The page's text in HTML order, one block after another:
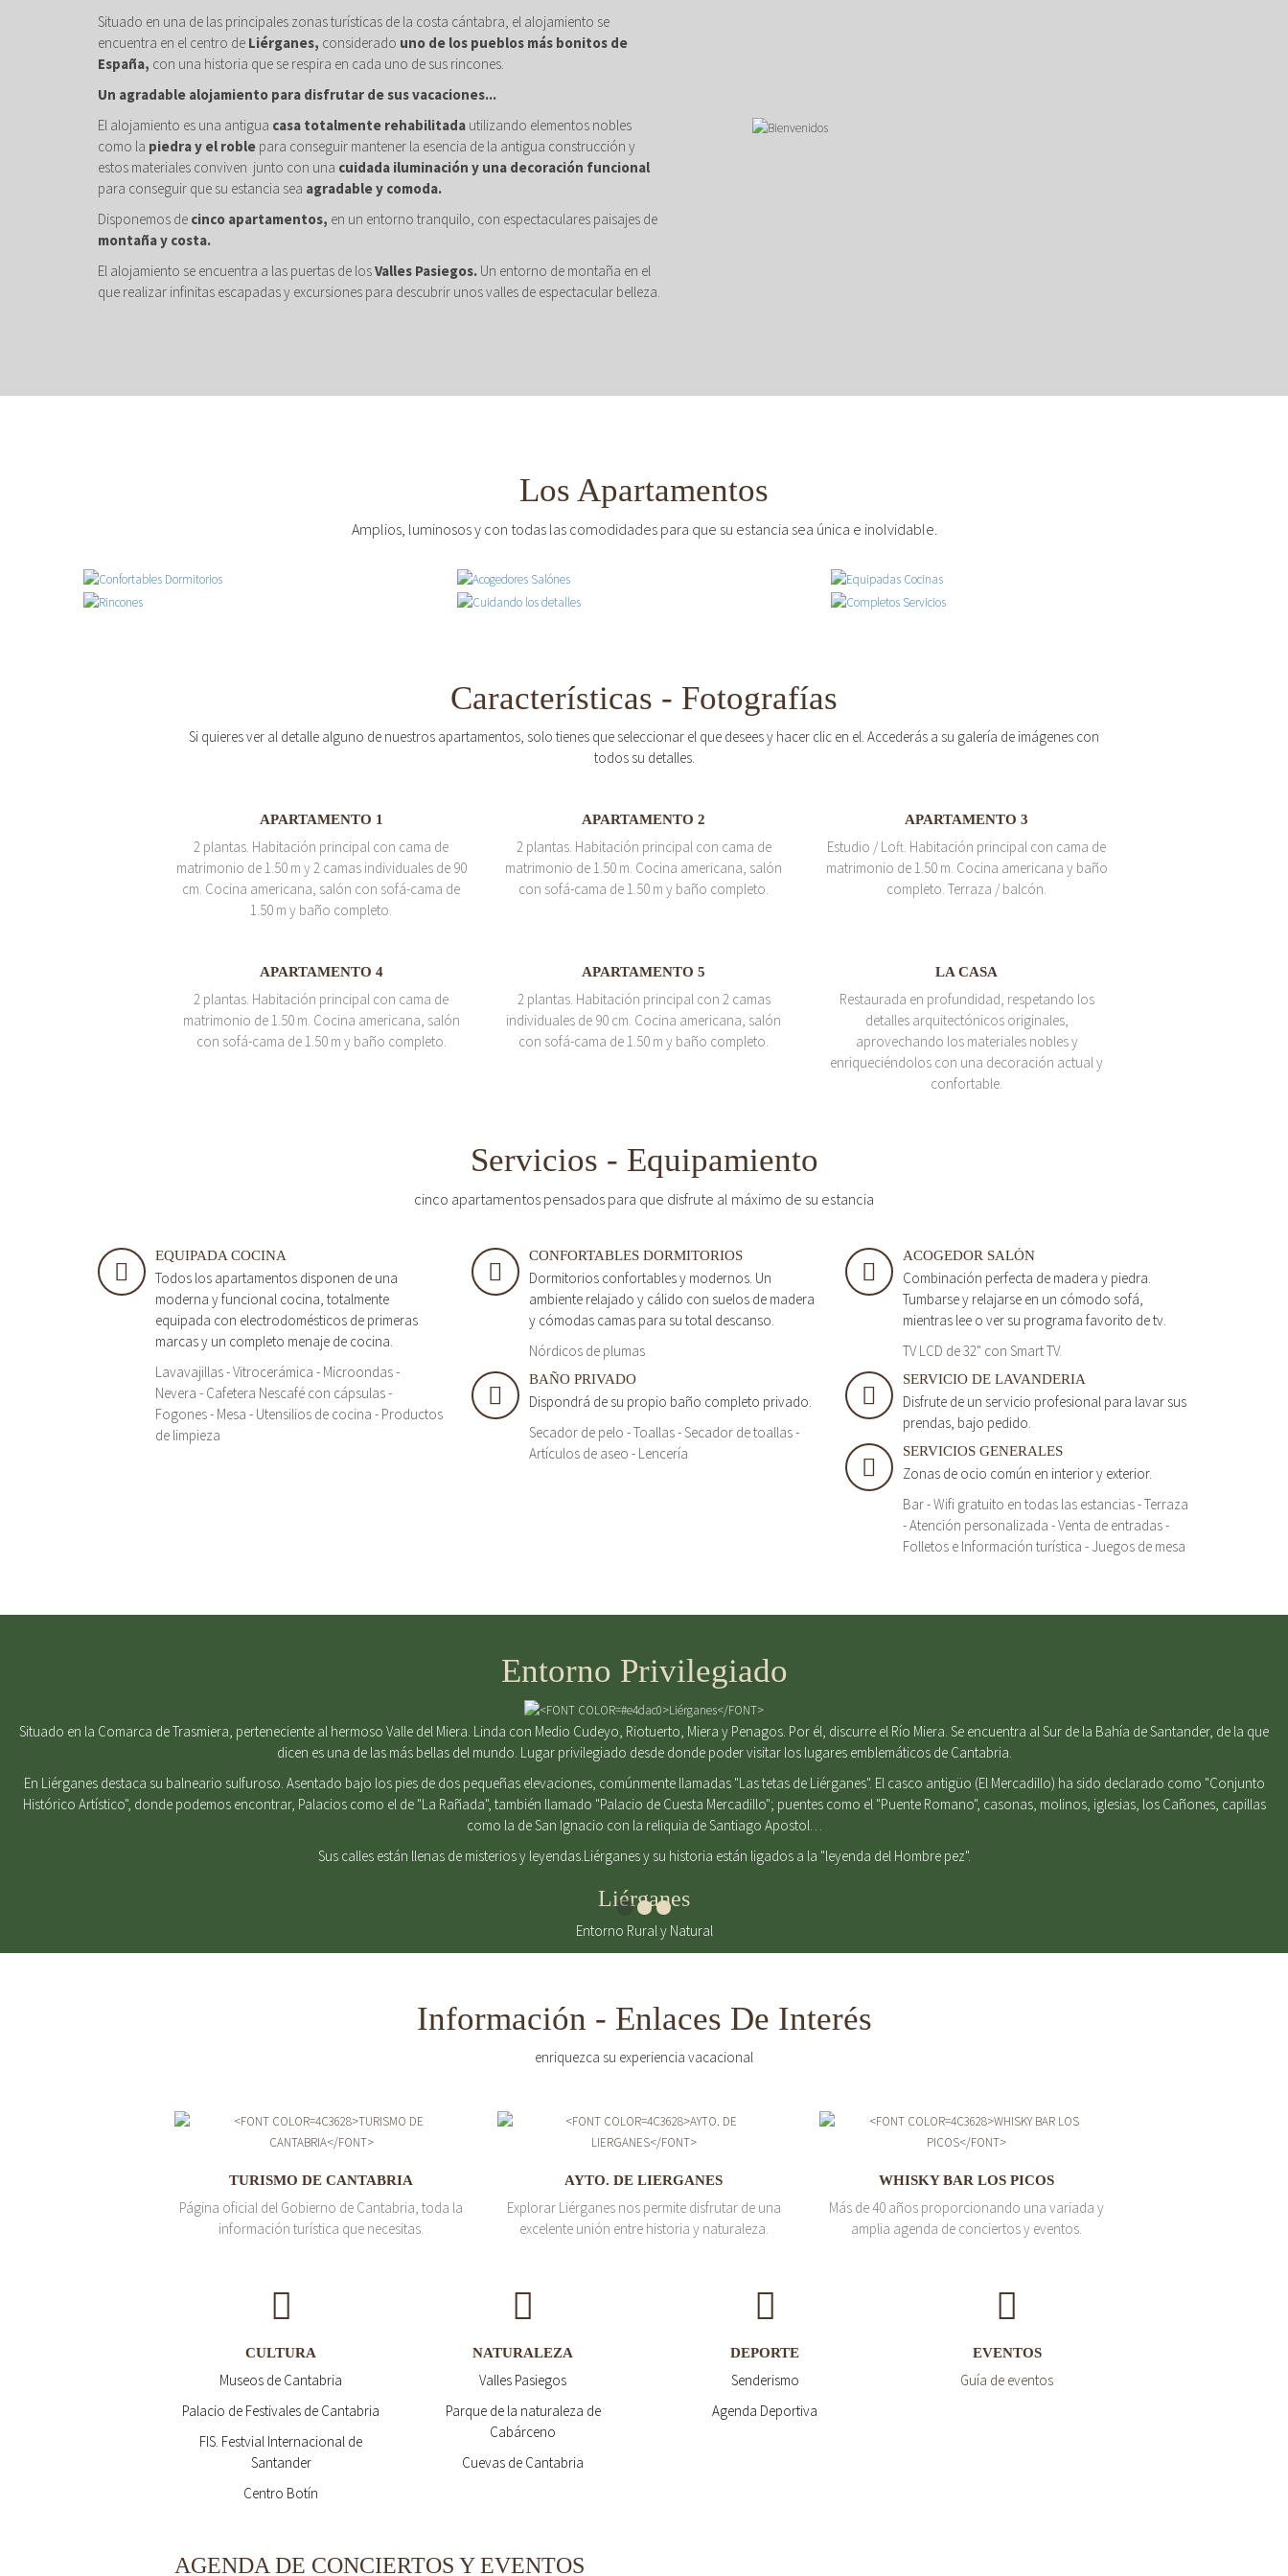
Situado en una de las principales zonas turísticas de la costa cántabra, el alojamiento se
encuentra en el centro de Liérganes, considerado uno de los pueblos más bonitos de
España, con una historia que se respira en cada uno de sus rincones.
Un agradable alojamiento para disfrutar de sus vacaciones...
El alojamiento es una antigua casa totalmente rehabilitada utilizando elementos nobles
como la piedra y el roble para conseguir mantener la esencia de la antigua construcción y
estos materiales conviven junto con una cuidada iluminación y una decoración funcional
para conseguir que su estancia sea agradable y comoda.
Disponemos de cinco apartamentos, en un entorno tranquilo, con espectaculares paisajes de
montaña y costa.
El alojamiento se encuentra a las puertas de losValles Pasiegos. Un entorno de montaña en el
que realizar infinitas escapadas y excursiones para descubrir unos valles de espectacular belleza.
Los Apartamentos
Amplios, luminosos y con todas las comodidades para que su estancia sea única e inolvidable.
Características - Fotografías
Si quieres ver al detalle alguno de nuestros apartamentos, solo tienes que seleccionar el que desees y hacer clic en el. Accederás a su galería de imágenes con
todos su detalles.
APARTAMENTO 1
2 plantas. Habitación principal con cama de
matrimonio de 1.50 m y 2 camas individuales de 90
cm. Cocina americana, salón con sofá-cama de
1.50 m y baño completo.
APARTAMENTO 2
2 plantas. Habitación principal con cama de
matrimonio de 1.50 m. Cocina americana, salón
con sofá-cama de 1.50 m y baño completo.
APARTAMENTO 3
Estudio / Loft. Habitación principal con cama de
matrimonio de 1.50 m. Cocina americana y baño
completo. Terraza / balcón.
APARTAMENTO 4
2 plantas. Habitación principal con cama de
matrimonio de 1.50 m. Cocina americana, salón
con sofá-cama de 1.50 m y baño completo.
APARTAMENTO 5
2 plantas. Habitación principal con 2 camas
individuales de 90 cm. Cocina americana, salón
con sofá-cama de 1.50 m y baño completo.
LA CASA
Restaurada en profundidad, respetando los
detalles arquitectónicos originales,
aprovechando los materiales nobles y
enriqueciéndolos con una decoración actual y
confortable.
Servicios - Equipamiento
cinco apartamentos pensados para que disfrute al máximo de su estancia
EQUIPADA COCINA
Todos los apartamentos disponen de una
moderna y funcional cocina, totalmente
equipada con electrodomésticos de primeras
marcas y un completo menaje de cocina.
Lavavajillas - Vitrocerámica - Microondas -
Nevera - Cafetera Nescafé con cápsulas -
Fogones - Mesa - Utensilios de cocina - Productos
de limpieza
CONFORTABLES DORMITORIOS
Dormitorios confortables y modernos. Un
ambiente relajado y cálido con suelos de madera
y cómodas camas para su total descanso.
Nórdicos de plumas
ACOGEDOR SALÓN
Combinación perfecta de madera y piedra.
Tumbarse y relajarse en un cómodo sofá,
mientras lee o ver su programa favorito de tv.
TV LCD de 32" con Smart TV.
BAÑO PRIVADO
Dispondrá de su propio baño completo privado.
Secador de pelo - Toallas - Secador de toallas -
Artículos de aseo - Lencería
SERVICIO DE LAVANDERIA
Disfrute de un servicio profesional para lavar sus
prendas, bajo pedido.
SERVICIOS GENERALES
Zonas de ocio común en interior y exterior.
Bar - Wifi gratuito en todas las estancias - Terraza
- Atención personalizada - Venta de entradas -
Folletos e Información turística - Juegos de mesa
Entorno Privilegiado
Situado en la Comarca de Trasmiera, perteneciente al hermoso Valle del Miera. Linda con Medio Cudeyo, Riotuerto, Miera y Penagos. Por él, discurre el Río Miera. Se encuentra al Sur de la Bahía de Santander, de la que
dicen es una de las más bellas del mundo. Lugar privilegiado desde donde poder visitar los lugares emblemáticos de Cantabria.
En Liérganes destaca su balneario sulfuroso. Asentado bajo los pies de dos pequeñas elevaciones, comúnmente llamadas "Las tetas de Liérganes". El casco antigüo (El Mercadillo) ha sido declarado como "Conjunto
Histórico Artístico", donde podemos encontrar, Palacios como el de "La Rañada", también llamado "Palacio de Cuesta Mercadillo"; puentes como el "Puente Romano", casonas, molinos, iglesias, los Cañones, capillas
como la de San Ignacio con la reliquia de Santiago Apostol…
Sus calles están llenas de misterios y leyendas.Liérganes y su historia están ligados a la "leyenda del Hombre pez".
Liérganes
Entorno Rural y Natural
Información - Enlaces De Interés
enriquezca su experiencia vacacional
TURISMO DE CANTABRIA
Página oficial del Gobierno de Cantabria, toda la
información turística que necesitas.
AYTO. DE LIERGANES
Explorar Liérganes nos permite disfrutar de una
excelente unión entre historia y naturaleza.
WHISKY BAR LOS PICOS
Más de 40 años proporcionando una variada y
amplia agenda de conciertos y eventos.
CULTURA
Museos de Cantabria
Palacio de Festivales de Cantabria
FIS. Festvial Internacional de
Santander
Centro Botín
NATURALEZA
Valles Pasiegos
Parque de la naturaleza de
Cabárceno
Cuevas de Cantabria
DEPORTE
Senderismo
Agenda Deportiva
EVENTOS
Guía de eventos
AGENDA DE CONCIERTOS Y EVENTOS